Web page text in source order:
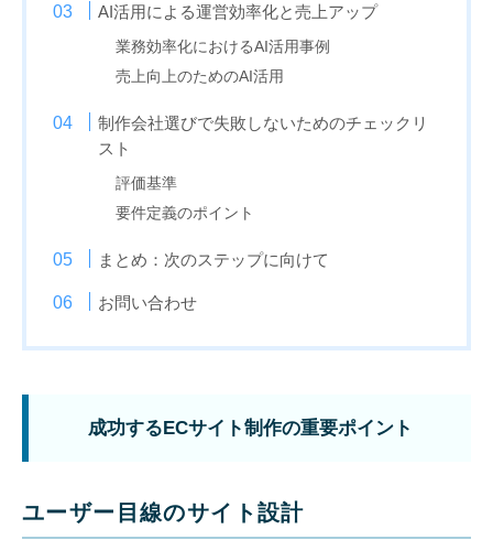
AI活用による運営効率化と売上アップ
業務効率化におけるAI活用事例
売上向上のためのAI活用
制作会社選びで失敗しないためのチェックリ
スト
評価基準
要件定義のポイント
まとめ：次のステップに向けて
お問い合わせ
成功するECサイト制作の重要ポイント
ユーザー目線のサイト設計